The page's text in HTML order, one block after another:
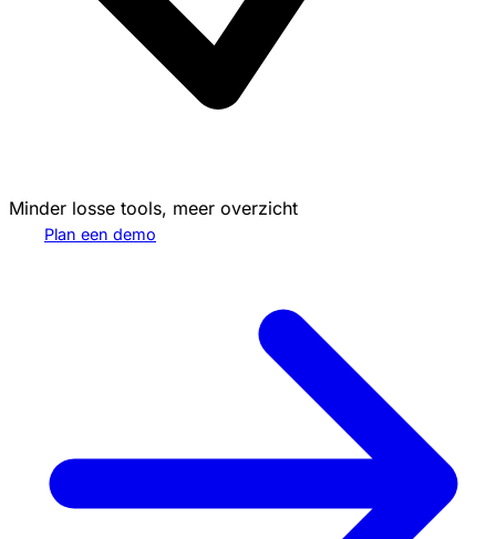
Minder losse tools, meer overzicht
Plan een demo